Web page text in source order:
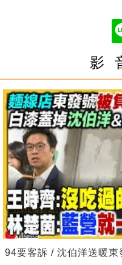
影
94要客訴 / 沈伯洋送暖